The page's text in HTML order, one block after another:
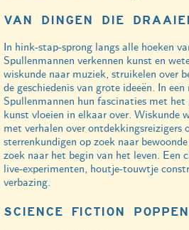
VAN DINGEN DIE
In hink-stap-sprong langs alle hoeken
Spullenmannen verkennen kunst en
wiskunde naar muziek, struikelen over
de geschiedenis van grote ideeën. In
Spullenmannen hun fascinaties met
kunst vloeien in elkaar over. Wiskunde
met verhalen over ontdekkingsreizigers
sterrenkundigen op zoek naar
zoek naar het begin van het leven. Een
live-experimenten, houtje-touwtje
verbazing.
SCIENCE FICTION